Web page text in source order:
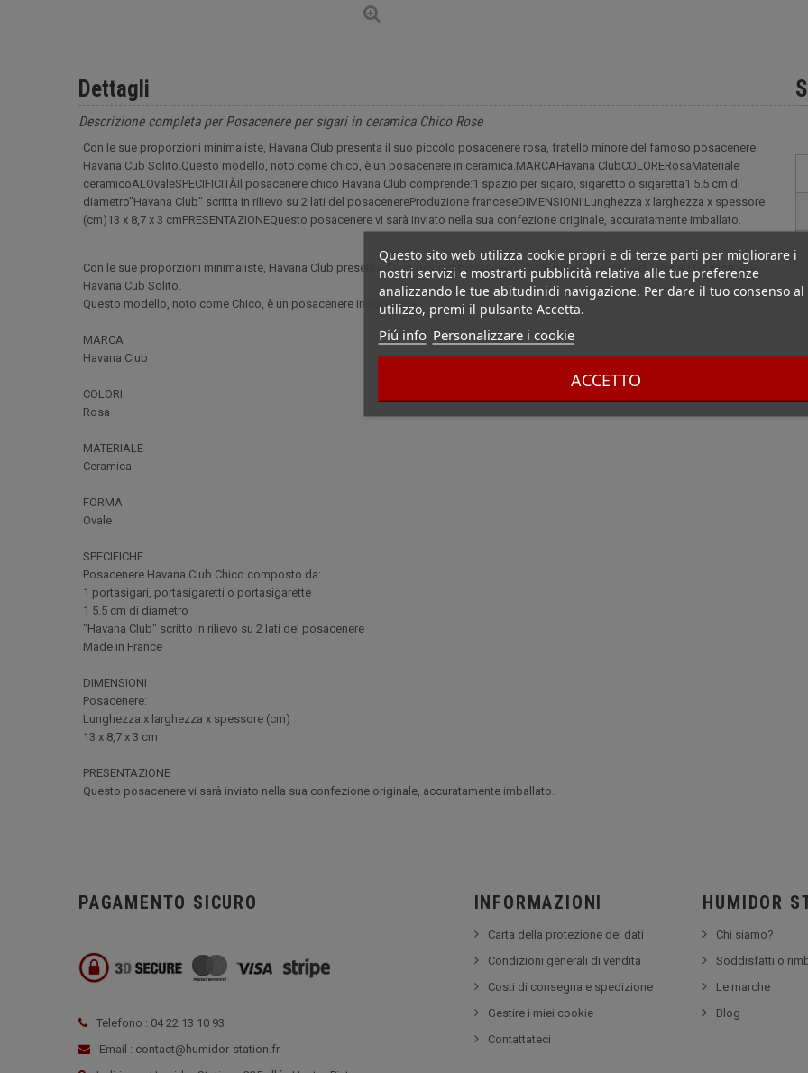
Questo sito web utilizza cookie propri e di terze parti per migliorare i
nostri servizi e mostrarti pubblicità relativa alle tue preferenze
analizzando le tue abitudinidi navigazione. Per dare il tuo consenso al
utilizzo, premi il pulsante Accetta.
Piú info Personalizzare i cookie
ACCETTO
Dettagli
Descrizione completa per Posacenere per sigari in ceramica Chico Rose
Con le sue proporzioni minimaliste, Havana Club presenta il suo piccolo posacenere rosa, fratello minore del famoso posacenere
Havana Cub Solito.Questo modello, noto come chico, è un posacenere in ceramica.MARCAHavana ClubCOLORERosaMateriale
ceramicoALOvaleSPECIFICITÀIl posacenere chico Havana Club comprende:1 spazio per sigaro, sigaretto o sigaretta1 5.5 cm di
diametro"Havana Club" scritta in rilievo su 2 lati del posacenereProduzione franceseDIMENSIONI:Lunghezza x larghezza x spessore
(cm)13 x 8,7 x 3 cmPRESENTAZIONEQuesto posacenere vi sarà inviato nella sua confezione originale, accuratamente imballato.
Con le sue proporzioni minimaliste, Havana Club presenta il suo piccolo posacenere rosa, fratello minore del famoso posacenere
Havana Cub Solito.
Questo modello, noto come Chico, è un posacenere in ceramica.
MARCA
Havana Club
COLORI
Rosa
MATERIALE
Ceramica
FORMA
Ovale
SPECIFICHE
Posacenere Havana Club Chico composto da:
1 portasigari, portasigaretti o portasigarette
1 5.5 cm di diametro
"Havana Club" scritto in rilievo su 2 lati del posacenere
Made in France
DIMENSIONI
Posacenere:
Lunghezza x larghezza x spessore (cm)
13 x 8,7 x 3 cm
PRESENTAZIONE
Questo posacenere vi sarà inviato nella sua confezione originale, accuratamente imballato.
PAGAMENTO SICURO
Telefono : 04 22 13 10 93
Email : contact@humidor-station.fr
INFORMAZIONI
Carta della protezione dei dati
Condizioni generali di vendita
Costi di consegna e spedizione
Gestire i miei cookie
Contattateci
HUMIDOR
Chi siamo?
Soddisfatti o
Le marche
Blog